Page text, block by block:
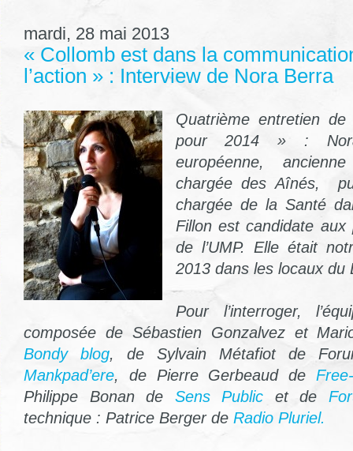
mardi, 28 mai 2013
« Collomb est dans la
l’action » : Interview de Nora Berra
Quatrième entretien
pour 2014 » :
européenne,
chargée des Aînés,
chargée de la Santé
Fillon est candidate aux
de l’UMP. Elle était
2013 dans les locaux du
Pour l’interroger,
composée de Sébastien Gonzalvez et
Bondy blog, de Sylvain Métafiot de
Mankpad’ere, de Pierre Gerbeaud de
Philippe Bonan de Sens Public et de
technique : Patrice Berger de Radio Pluriel.